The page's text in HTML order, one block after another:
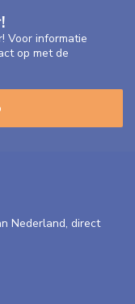
Voor informatie
op met de
Nederland, direct